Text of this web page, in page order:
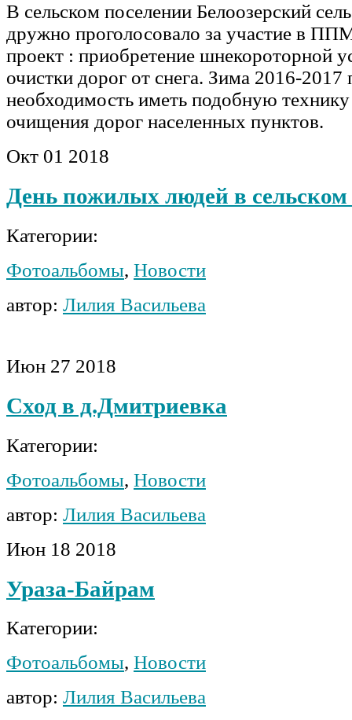
В сельском поселении Белоозерский
дружно проголосовало за участие в
проект : приобретение шнекороторной
очистки дорог от снега. Зима 2016-2017
необходимость иметь подобную технику
очищения дорог населенных пунктов.
Окт 01 2018
День пожилых людей в сельском
Категории:
Фотоальбомы, Новости
автор: Лилия Васильева
Июн 27 2018
Сход в д.Дмитриевка
Категории:
Фотоальбомы, Новости
автор: Лилия Васильева
Июн 18 2018
Ураза-Байрам
Категории:
Фотоальбомы, Новости
автор: Лилия Васильева